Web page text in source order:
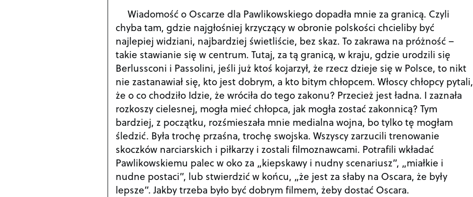
Wiadomość o Oscarze dla Pawlikowskiego dopadła mnie za granicą. Czyli
chyba tam, gdzie najgłośniej krzyczący w obronie polskości chcieliby być
najlepiej widziani, najbardziej świetliście, bez skaz. To zakrawa na próżność –
takie stawianie się w centrum. Tutaj, za tą granicą, w kraju, gdzie urodzili się
Berlussconi i Passolini, jeśli już ktoś kojarzył, że rzecz dzieje się w Polsce, to nikt
nie zastanawiał się, kto jest dobrym, a kto bitym chłopcem. Włoscy chłopcy pytali,
że o co chodziło Idzie, że wróciła do tego zakonu? Przecież jest ładna. I zaznała
rozkoszy cielesnej, mogła mieć chłopca, jak mogła zostać zakonnicą? Tym
bardziej, z początku, rozśmieszała mnie medialna wojna, bo tylko tę mogłam
śledzić. Była trochę przaśna, trochę swojska. Wszyscy zarzucili trenowanie
skoczków narciarskich i piłkarzy i zostali filmoznawcami. Potrafili wkładać
Pawlikowskiemu palec w oko za „kiepskawy i nudny scenariusz”, „miałkie i
nudne postaci”, lub stwierdzić w końcu, „że jest za słaby na Oscara, że były
lepsze”. Jakby trzeba było być dobrym filmem, żeby dostać Oscara.